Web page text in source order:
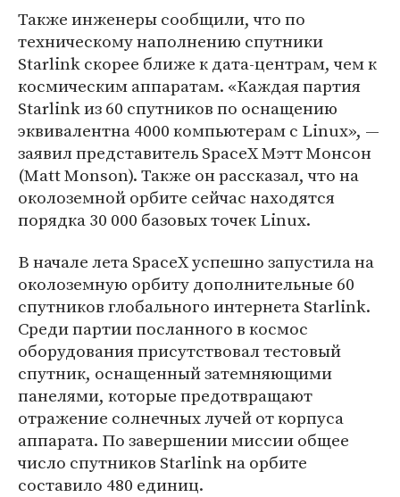
Также инженеры сообщили, что по
техническому наполнению спутники
Starlink скорее ближе к дата-центрам, чем к
космическим аппаратам. «Каждая партия
Starlink из 60 спутников по оснащению
эквивалентна 4000 компьютерам с Linux», —
заявил представитель SpaceX Мэтт Монсон
(Matt Monson). Также он рассказал, что на
околоземной орбите сейчас находятся
порядка 30 000 базовых точек Linux.
В начале лета SpaceX успешно запустила на
околоземную орбиту дополнительные 60
спутников глобального интернета Starlink.
Среди партии посланного в космос
оборудования присутствовал тестовый
спутник, оснащенный затемняющими
панелями, которые предотвращают
отражение солнечных лучей от корпуса
аппарата. По завершении миссии общее
число спутников Starlink на орбите
составило 480 единиц.